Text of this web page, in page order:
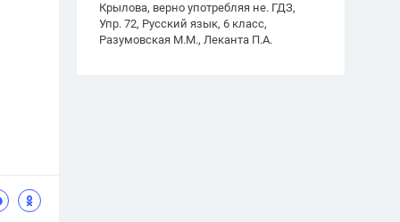
Крылова, верно употребляя не. ГДЗ,
Упр. 72, Русский язык, 6 класс,
Разумовская М.М., Леканта П.А.